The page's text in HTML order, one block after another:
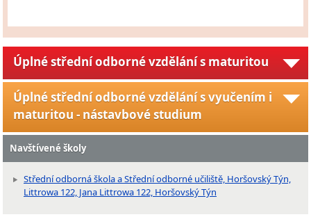
Úplné střední odborné vzdělání s maturitou
Úplné střední odborné vzdělání s vyučením i
maturitou - nástavbové studium
Navštívené školy
Střední odborná škola a Střední odborné učiliště, Horšovský Týn,
Littrowa 122, Jana Littrowa 122, Horšovský Týn